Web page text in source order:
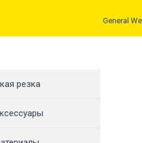
General
резка